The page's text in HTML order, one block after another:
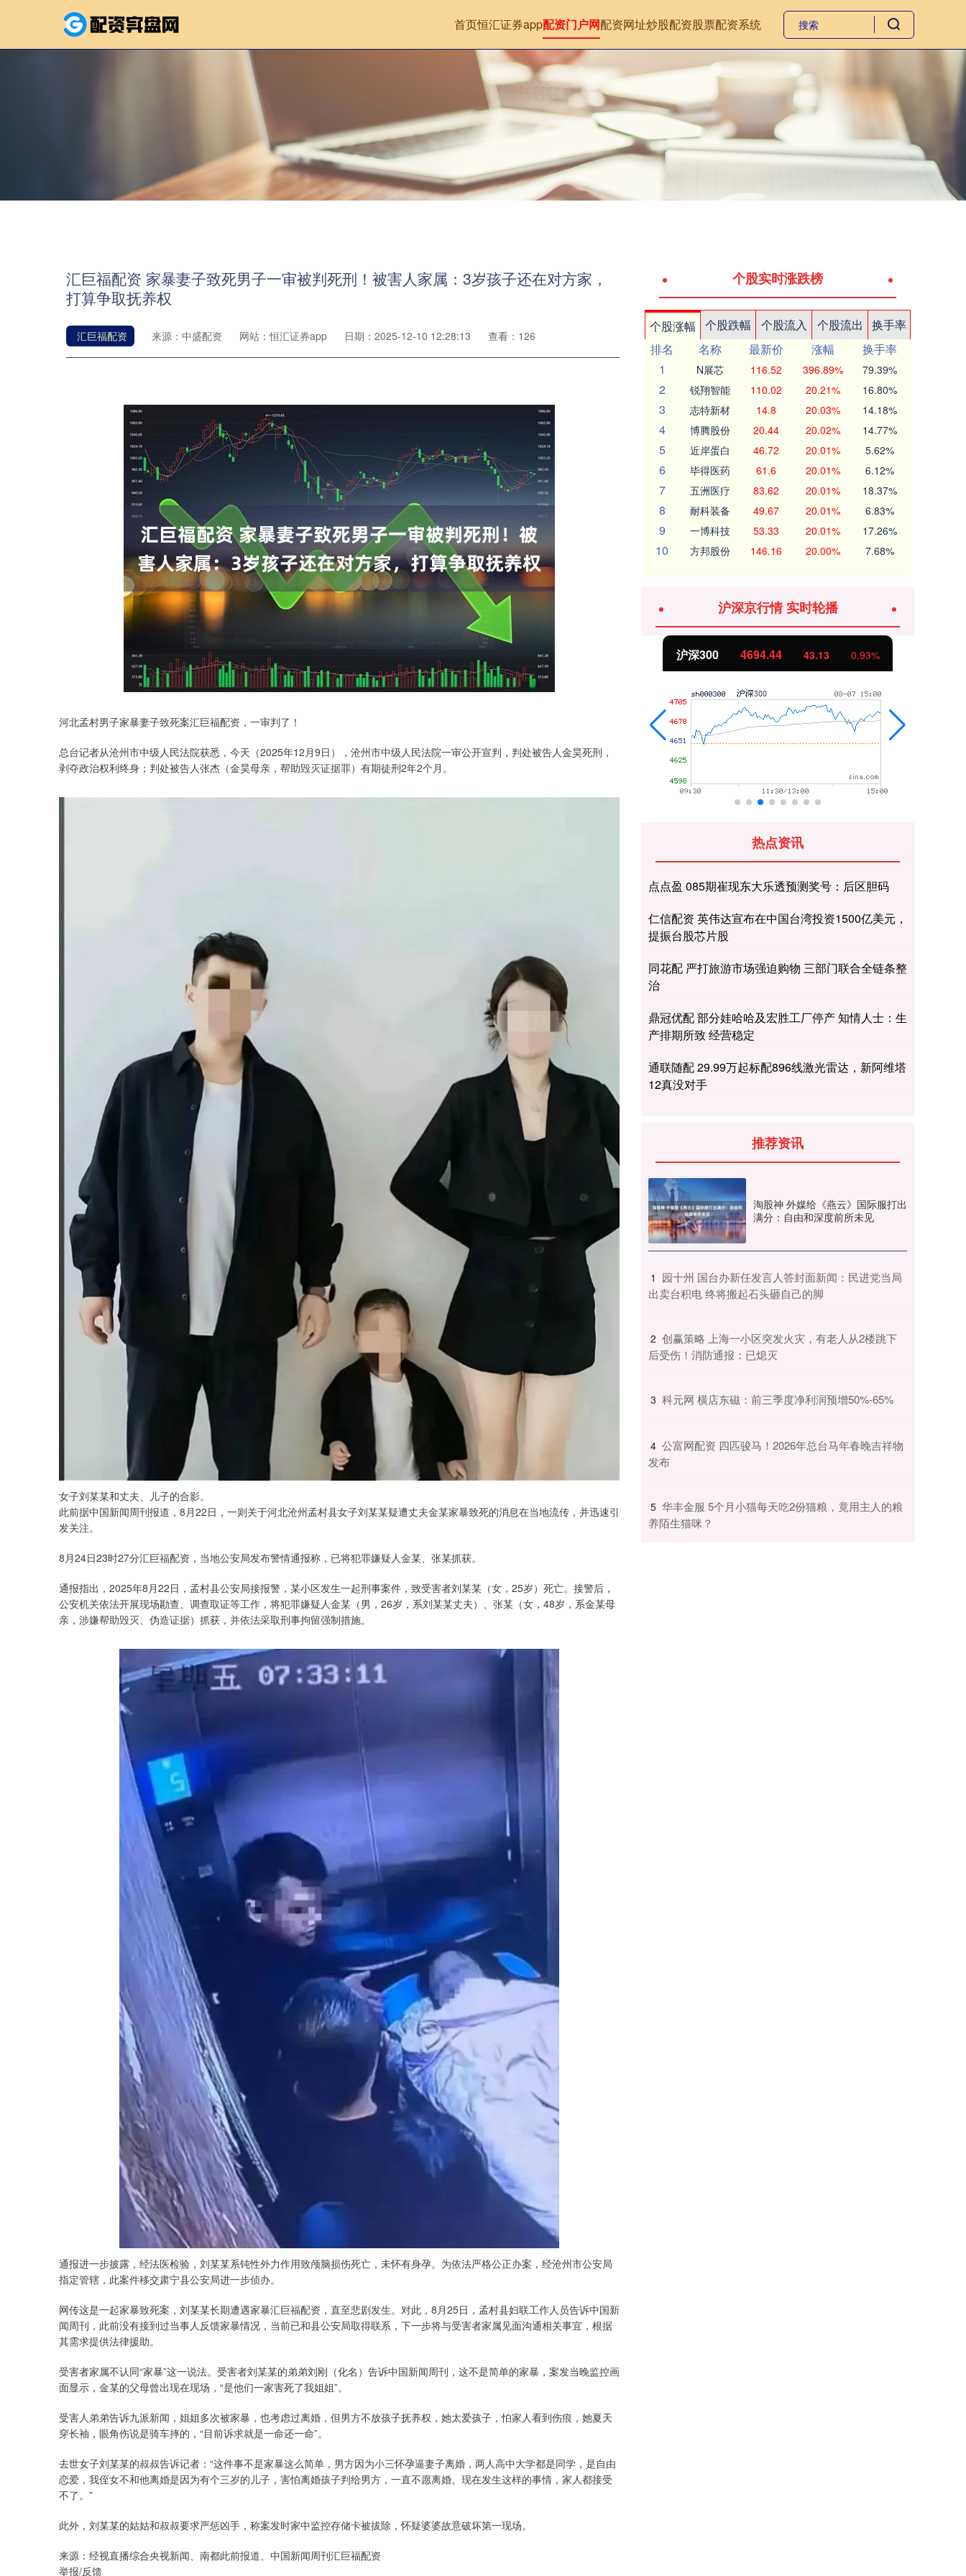
首页恒汇证券app配资门户网配资网址炒股配资股票配资系统
汇巨福配资 家暴妻子致死男子一审被判死刑！被害人家属：3岁孩子还在对方家，
打算争取抚养权
汇巨福配资 来源：中盛配资 网站：恒汇证券app 日期：2025-12-10 12:28:13 查看：126
河北孟村男子家暴妻子致死案汇巨福配资，一审判了！
总台记者从沧州市中级人民法院获悉，今天（2025年12月9日），沧州市中级人民法院一审公开宣判，判处被告人金昊死刑，
剥夺政治权利终身；判处被告人张杰（金昊母亲，帮助毁灭证据罪）有期徒刑2年2个月。
女子刘某某和丈夫、儿子的合影。
此前据中国新闻周刊报道，8月22日，一则关于河北沧州孟村县女子刘某某疑遭丈夫金某家暴致死的消息在当地流传，并迅速引
发关注。
8月24日23时27分汇巨福配资，当地公安局发布警情通报称，已将犯罪嫌疑人金某、张某抓获。
通报指出，2025年8月22日，孟村县公安局接报警，某小区发生一起刑事案件，致受害者刘某某（女，25岁）死亡。接警后，
公安机关依法开展现场勘查、调查取证等工作，将犯罪嫌疑人金某（男，26岁，系刘某某丈夫）、张某（女，48岁，系金某母
亲，涉嫌帮助毁灭、伪造证据）抓获，并依法采取刑事拘留强制措施。
通报进一步披露，经法医检验，刘某某系钝性外力作用致颅脑损伤死亡，未怀有身孕。为依法严格公正办案，经沧州市公安局
指定管辖，此案件移交肃宁县公安局进一步侦办。
网传这是一起家暴致死案，刘某某长期遭遇家暴汇巨福配资，直至悲剧发生。对此，8月25日，孟村县妇联工作人员告诉中国新
闻周刊，此前没有接到过当事人反馈家暴情况，当前已和县公安局取得联系，下一步将与受害者家属见面沟通相关事宜，根据
其需求提供法律援助。
受害者家属不认同“家暴”这一说法。受害者刘某某的弟弟刘刚（化名）告诉中国新闻周刊，这不是简单的家暴，案发当晚监控画
面显示，金某的父母曾出现在现场，“是他们一家害死了我姐姐”。
受害人弟弟告诉九派新闻，姐姐多次被家暴，也考虑过离婚，但男方不放孩子抚养权，她太爱孩子，怕家人看到伤痕，她夏天
穿长袖，眼角伤说是骑车摔的，“目前诉求就是一命还一命”。
去世女子刘某某的叔叔告诉记者：“这件事不是家暴这么简单，男方因为小三怀孕逼妻子离婚，两人高中大学都是同学，是自由
恋爱，我侄女不和他离婚是因为有个三岁的儿子，害怕离婚孩子判给男方，一直不愿离婚。现在发生这样的事情，家人都接受
不了。”
此外，刘某某的姑姑和叔叔要求严惩凶手，称案发时家中监控存储卡被拔除，怀疑婆婆故意破坏第一现场。
来源：经视直播综合央视新闻、南都此前报道、中国新闻周刊汇巨福配资
举报/反馈
个股实时涨跌榜
个股涨幅 个股跌幅 个股流入 个股流出
换手率
排名
名称 最新价 涨幅
换手率
1
N展芯 116.52 396.89% 79.39%
2 锐翔智能 110.02 20.21% 16.80%
3 志特新材 14.8 20.03% 14.18%
4 博腾股份 20.44 20.02% 14.77%
5 近岸蛋白 46.72 20.01% 5.62%
6 毕得医药 61.6 20.01% 6.12%
7 五洲医疗 83.62 20.01% 18.37%
8 耐科装备 49.67 20.01% 6.83%
9 一博科技 53.33 20.01% 17.26%
10 方邦股份 146.16 20.00% 7.68%
沪深京行情 实时轮播
深证成指 14311.01 200.89 沪深300 4694.44 43.13 北证50 1134.24 11.37 1.01%
热点资讯
点点盈 085期崔现东大乐透预测奖号：后区胆码
仁信配资 英伟达宣布在中国台湾投资1500亿美元，
提振台股芯片股
同花配 严打旅游市场强迫购物 三部门联合全链条整
治
鼎冠优配 部分娃哈哈及宏胜工厂停产 知情人士：生
产排期所致 经营稳定
通联随配 29.99万起标配896线激光雷达，新阿维塔
12真没对手
推荐资讯
淘股神 外媒给《燕云》国际服打出
满分：自由和深度前所未见
1 ​园十州 国台办新任发言人答封面新闻：民进党当局
出卖台积电 终将搬起石头砸自己的脚
2 ​创赢策略 上海一小区突发火灾，有老人从2楼跳下
后受伤！消防通报：已熄灭
3 ​科元网 横店东磁：前三季度净利润预增50%-65%
4 ​公富网配资 四匹骏马！2026年总台马年春晚吉祥物
发布
5 ​华丰金服 5个月小猫每天吃2份猫粮，竟用主人的粮
养陌生猫咪？